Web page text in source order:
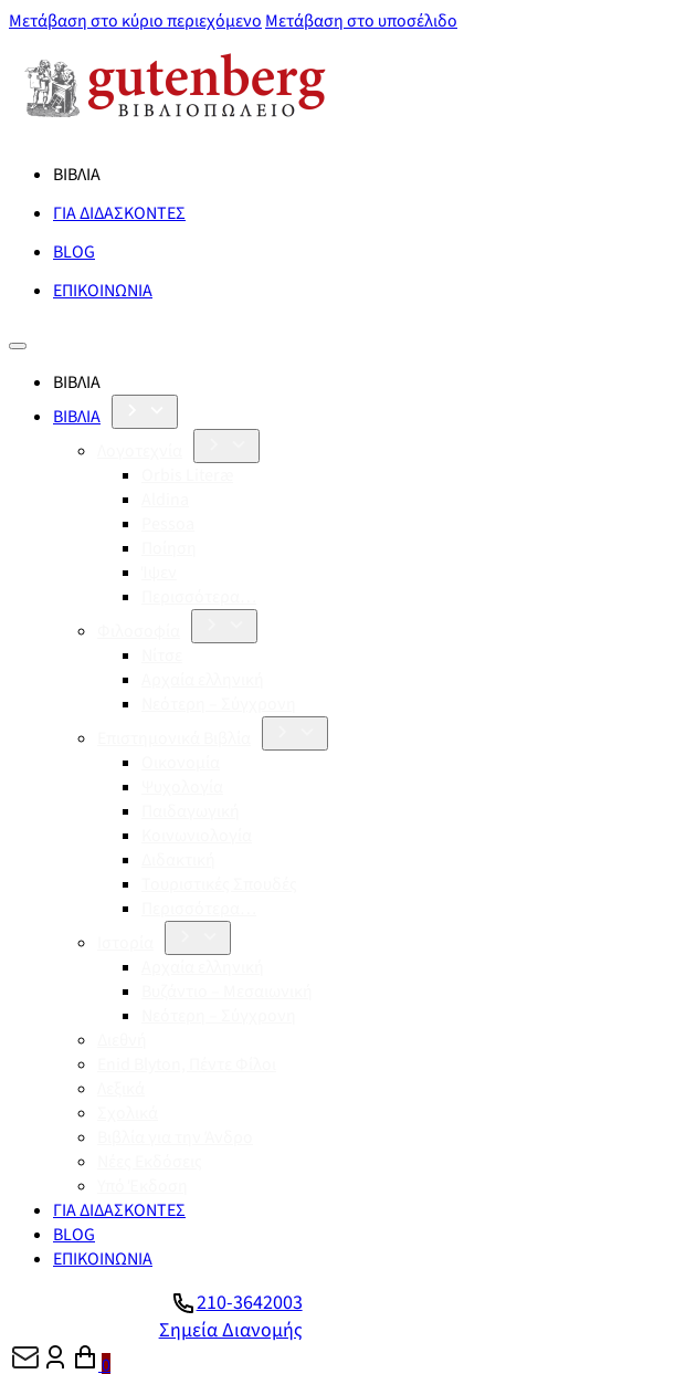
Μετάβαση στο κύριο περιεχόμενο Μετάβαση στο υποσέλιδο
ΒΙΒΛΙΑ
ΓΙΑ ΔΙΔΑΣΚΟΝΤΕΣ
BLOG
ΕΠΙΚΟΙΝΩΝΙΑ
ΒΙΒΛΙΑ
ΒΙΒΛΙΑ
ΓΙΑ ΔΙΔΑΣΚΟΝΤΕΣ
BLOG
ΕΠΙΚΟΙΝΩΝΙΑ
210-3642003
Σημεία Διανομής
0